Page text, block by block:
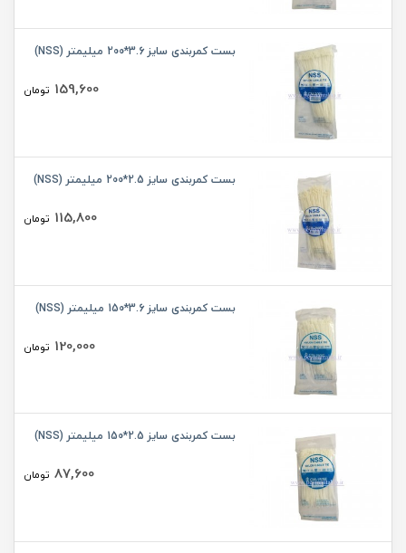
بست کمربندی سایز 3.6*200 میلیمتر (NSS)
159,600 تومان
بست کمربندی سایز 2.5*200 میلیمتر (NSS)
115,800 تومان
بست کمربندی سایز 3.6*150 میلیمتر (NSS)
120,000 تومان
بست کمربندی سایز 2.5*150 میلیمتر (NSS)
87,600 تومان